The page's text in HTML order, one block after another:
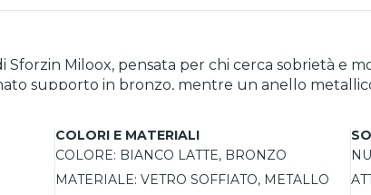
Miloox, pensata per chi cerca sobrietà e
supporto in bronzo, mentre un anello
posizionata vicino allo specchio, questa
e garantisce che la sua bellezza rimanga
COLORI E MATERIALI
COLORE: BIANCO LATTE, BRONZO
MATERIALE: VETRO SOFFIATO, METALLO